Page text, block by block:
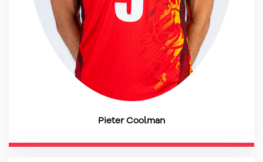
Pieter Coolman